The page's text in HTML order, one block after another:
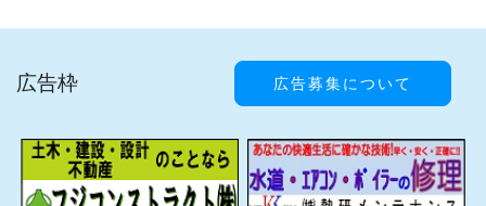
広告枠 広告募集について